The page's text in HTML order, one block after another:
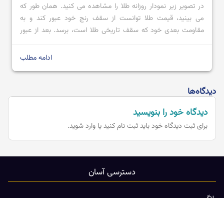
در تصویر زیر نمودار روزانه طلا را مشاهده می کنید. همان طور که
می بینید، قیمت طلا توانست از سقف رنج خود عبور کند و به
مقاومت بعدی خود که سقف تاریخی طلا است، برسد. بعد از عبور
قیمت از محدوده مقاومتی 2728.80 تا 2711.57 با کندل صعودی
ادامه مطلب
دیدگاه‌ها
دیدگاه خود را بنویسید
برای ثبت دیدگاه خود بایدثبت نام کنید یا وارد شوید.
دسترسی آسان